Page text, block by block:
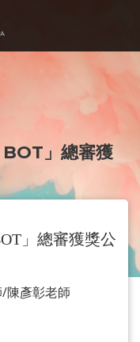
」總審獲
」總審獲獎公
陳彥彰老師